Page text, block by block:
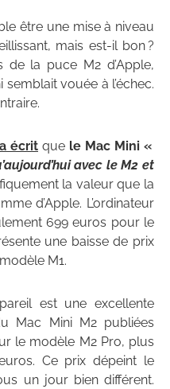
être une mise à niveau
mais est-il bon ?
de la puce M2 d’Apple,
vouée à l’échec.
a écrit que le Mac Mini «
avec le M2 et
la valeur que la
d’Apple. L’ordinateur
699 euros pour le
une baisse de prix
M1.
est une excellente
Mac Mini M2 publiées
le modèle M2 Pro, plus
Ce prix dépeint le
un jour bien différent.